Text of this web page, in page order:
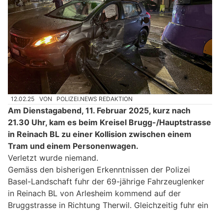
12.02.25 VON POLIZEI.NEWS REDAKTION
Am Dienstagabend, 11. Februar 2025, kurz nach
21.30 Uhr, kam es beim Kreisel Brugg-/Hauptstrasse
in Reinach BL zu einer Kollision zwischen einem
Tram und einem Personenwagen.
Verletzt wurde niemand.
Gemäss den bisherigen Erkenntnissen der Polizei
Basel-Landschaft fuhr der 69-jährige Fahrzeuglenker
in Reinach BL von Arlesheim kommend auf der
Bruggstrasse in Richtung Therwil. Gleichzeitig fuhr ein